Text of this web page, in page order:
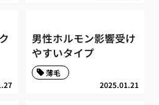
男性ホルモン影響受け
やすいタイプ
2025.01.21
薄毛